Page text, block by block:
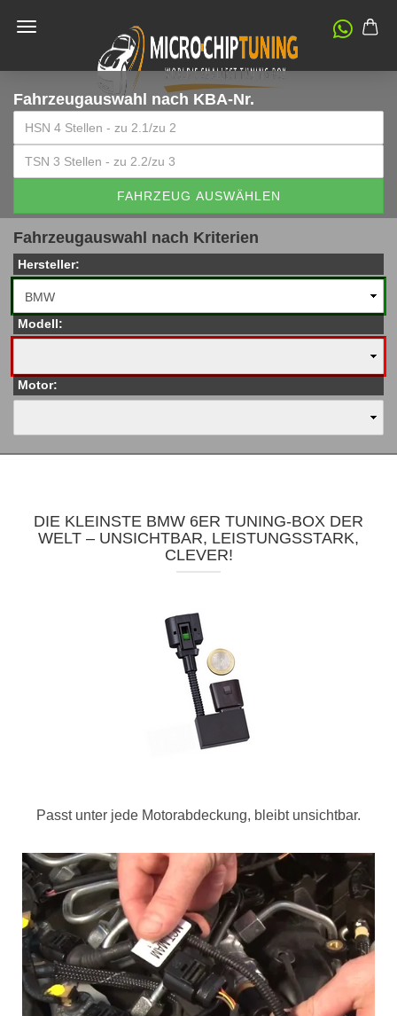
Fahrzeugauswahl nach KBA-Nr.
FAHRZEUG AUSWÄHLEN
Fahrzeugauswahl nach Kriterien
Hersteller:
Modell:
Motor:
DIE KLEINSTE BMW 6ER TUNING-BOX DER
WELT – UNSICHTBAR, LEISTUNGSSTARK,
CLEVER!
Passt unter jede Motorabdeckung, bleibt unsichtbar.